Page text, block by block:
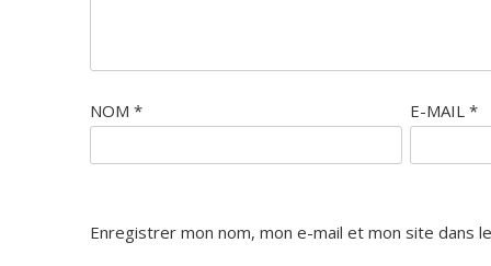
NOM * E-MAIL*
Enregistrer mon nom, mon e-mail et mon site dans